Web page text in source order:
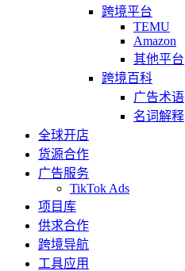
跨境平台
TEMU
Amazon
其他平台
跨境百科
广告术语
名词解释
全球开店
货源合作
广告服务
TikTok Ads
项目库
供求合作
跨境导航
工具应用